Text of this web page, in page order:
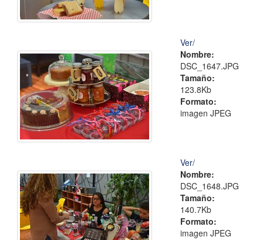
Ver/
Nombre:
DSC_1647.JPG
Tamaño:
123.8Kb
Formato:
imagen JPEG
Ver/
Nombre:
DSC_1648.JPG
Tamaño:
140.7Kb
Formato:
imagen JPEG